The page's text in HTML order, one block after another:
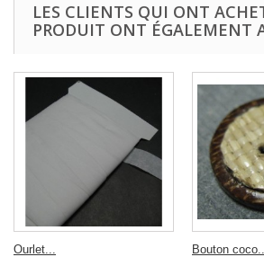
LES CLIENTS QUI ONT
PRODUIT ONT ÉGALEMENT
Ourlet...
Bouton